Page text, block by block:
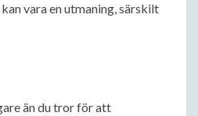
vara en utmaning, särskilt
än du tror för att